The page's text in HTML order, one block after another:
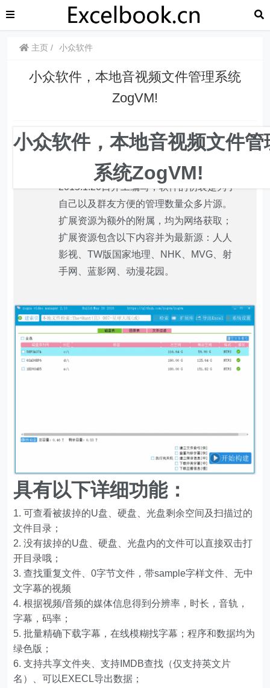
主页 小众软件
小众软件，本地音视频文件管理系统
ZogVM!
小众软件，本地音视频文件管
系统ZogVM!
zogvm，Zonga Viideo Manager，一款本
地音视频文件管理系统！该工具于
2015.1.20日开工编写，软件的初衷是为了
自己以及群友方便的管理数量众多片源。
扩展资源为额外的附属，均为网络获取；
扩展资源包含以下内容并为最新源：人人
影视、TW版国家地理、NHK、MVG、射
手网、蓝影网、动漫花园。
具有以下详细功能：
可查看被拔掉的U盘、硬盘、光盘剩余空间及扫描过的
文件目录；
没有拔掉的U盘、硬盘、光盘内的文件可以直接双击打
开目录哦；
查找重复文件、0字节文件，带sample字样文件、无中
文字幕的视频
根据视频/音频的媒体信息得到分辨率，时长，音轨，
字幕，码率；
批量精确下载字幕，在线模糊找字幕；程序和数据均为
绿色版；
支持共享文件夹、支持IMDB查找（仅支持英文片
名）、可以EXECL导出数据；